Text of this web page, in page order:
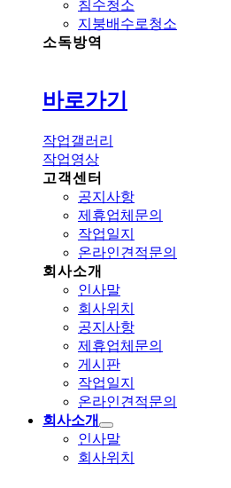
침수청소
지붕배수로청소
소독방역
바로가기
작업갤러리
작업영상
고객센터
공지사항
제휴업체문의
작업일지
온라인견적문의
회사소개
인사말
회사위치
공지사항
제휴업체문의
게시판
작업일지
온라인견적문의
회사소개
인사말
회사위치